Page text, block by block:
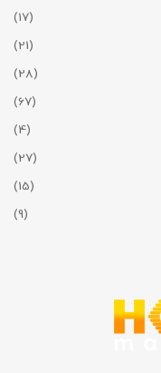
(17)
(21)
(28)
(67)
(4)
(27)
(15)
(9)